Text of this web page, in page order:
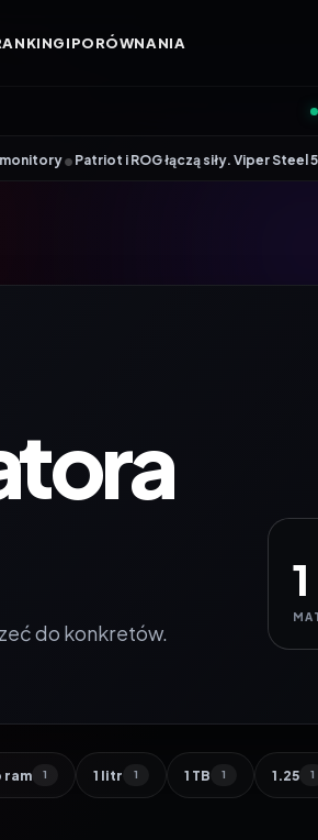
PORÓWNANIA
łączą siły. Viper Steel 5 Infinite RGB
do konkretów.
1
ram 1 1 litr 1 1 TB 1 1.25 1